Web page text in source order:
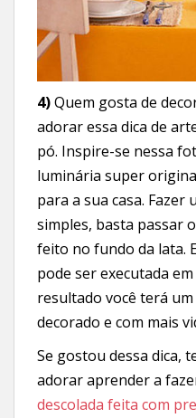
4)Quem gosta de
adorar essa dica de
pó. Inspire-se nessa
luminária super
para a sua casa.
simples, basta passar
feito no fundo da lata.
pode ser executada
resultado você terá
decorado e com mais
Se gostou dessa dica,
adorar aprender a
descolada feita com